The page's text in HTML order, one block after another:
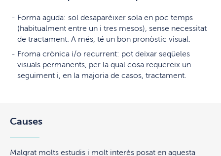
Forma aguda: sol desaparèixer sola en poc temps
(habitualment entre un i tres mesos), sense necessitat
de tractament. A més, té un bon pronòstic visual.
Froma crònica i/o recurrent: pot deixar seqüeles
visuals permanents, per la qual cosa requereix un
seguiment i, en la majoria de casos, tractament.
Causes
Malgrat molts estudis i molt interès posat en aquesta